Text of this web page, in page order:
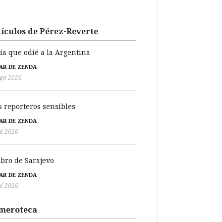
de Pérez-Reverte
que odié a la Argentina
DE ZENDA
2026
reporteros sensibles
DE ZENDA
2026
de Sarajevo
DE ZENDA
2026